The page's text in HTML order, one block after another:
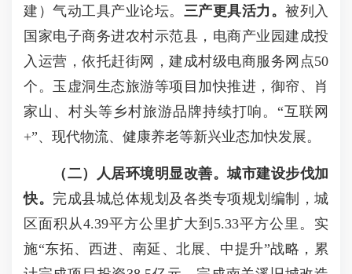
建）气动工具产业论坛。 三产更具活力。 被列入
国家电子商务进农村示范县，电商产业园建成投
入运营，依托赶街网，建成村级电商服务网点50
个。玉虚洞生态旅游等项目加快推进， 御帘、肖
家山、村头等乡村旅游品牌持续打响。“互联网
+”、现代物流、健康养老等新兴业态加快发展。
（二）人居环境明显改善。城市建设步伐加
快。 完成县城总体规划及各类专项规划编制，城
区面积从4.39平方公里扩大到5.33平方公里。实
施“东拓、西进、南延、北展、中提升”战略，累